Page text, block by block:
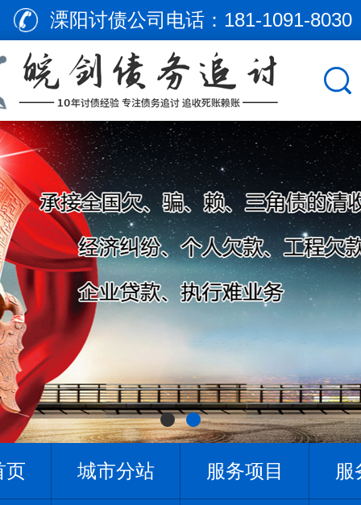
页 城市分站 服务项目 服
溧阳讨债公司电话： 181-1091-8030